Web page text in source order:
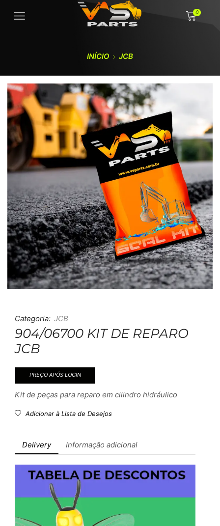
0
INÍCIO JCB
Categoria: JCB
904/06700 KIT DE REPARO
JCB
PREÇO APÓS LOGIN
Kit de peças para reparo em cilindro hidráulico
Adicionar à Lista de Desejos
Delivery Informação adicional